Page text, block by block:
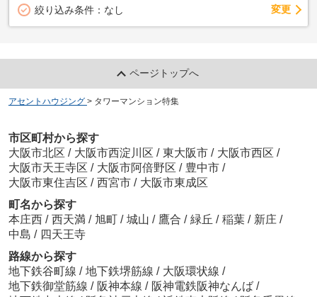
絞り込み条件： なし 変更
ページトップへ
アセントハウジング > タワーマンション特集
市区町村から探す
大阪市北区 / 大阪市西淀川区 / 東大阪市 / 大阪市西区 /
大阪市天王寺区 / 大阪市阿倍野区 / 豊中市 /
大阪市東住吉区 / 西宮市 / 大阪市東成区
町名から探す
本庄西 / 西天満 / 旭町 / 城山 / 鷹合 / 緑丘 / 稲葉 / 新庄 /
中島 / 四天王寺
路線から探す
地下鉄谷町線 / 地下鉄堺筋線 / 大阪環状線 /
地下鉄御堂筋線 / 阪神本線 / 阪神電鉄阪神なんば /